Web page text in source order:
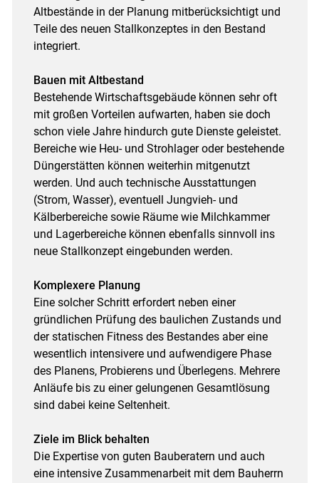
Altbestände in der Planung mitberücksichtigt und
Teile des neuen Stallkonzeptes in den Bestand
integriert.
Bauen mit Altbestand
Bestehende Wirtschaftsgebäude können sehr oft
mit großen Vorteilen aufwarten, haben sie doch
schon viele Jahre hindurch gute Dienste geleistet.
Bereiche wie Heu- und Strohlager oder bestehende
Düngerstätten können weiterhin mitgenutzt
werden. Und auch technische Ausstattungen
(Strom, Wasser), eventuell Jungvieh- und
Kälberbereiche sowie Räume wie Milchkammer
und Lagerbereiche können ebenfalls sinnvoll ins
neue Stallkonzept eingebunden werden.
Komplexere Planung
Eine solcher Schritt erfordert neben einer
gründlichen Prüfung des baulichen Zustands und
der statischen Fitness des Bestandes aber eine
wesentlich intensivere und aufwendigere Phase
des Planens, Probierens und Überlegens. Mehrere
Anläufe bis zu einer gelungenen Gesamtlösung
sind dabei keine Seltenheit.
Ziele im Blick behalten
Die Expertise von guten Bauberatern und auch
eine intensive Zusammenarbeit mit dem Bauherrn